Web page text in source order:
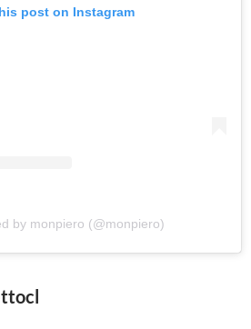
post on Instagram
by monpiero (@monpiero)